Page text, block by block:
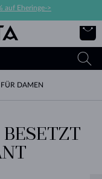
auf Eheringe->
DAMEN
M